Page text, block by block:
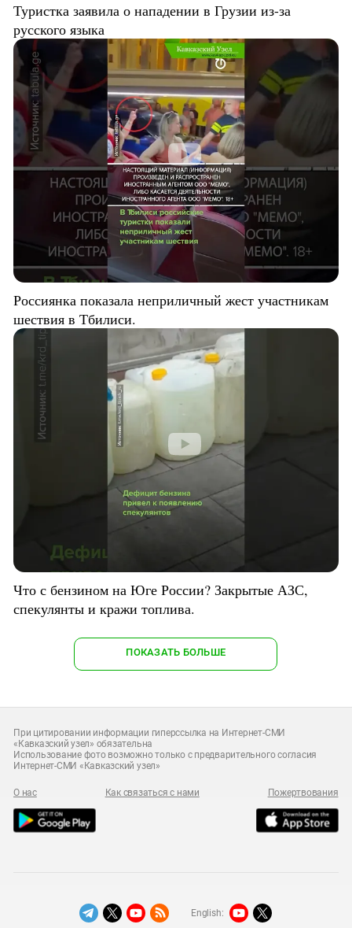
Туристка заявила о нападении в Грузии из-за
русского языка
Россиянка показала неприличный жест участникам
шествия в Тбилиси.
Что с бензином на Юге России? Закрытые АЗС,
спекулянты и кражи топлива.
ПОКАЗАТЬ БОЛЬШЕ
При цитировании информации гиперссылка на Интернет-СМИ
«Кавказский узел» обязательна
Использование фото возможно только с предварительного согласия
Интернет-СМИ «Кавказский узел»
О нас Как связаться с нами Пожертвования
English: